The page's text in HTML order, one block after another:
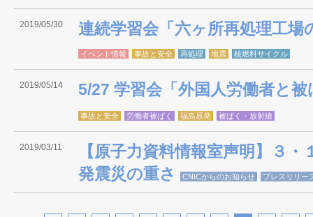
2019/05/30 連続学習会「六ヶ所再処理工場
イベント情報 事故と安全 再処理 地震 核燃料サイクル
2019/05/14 5/27 学習会「外国人労働者と
事故と安全 労働者被ばく 福島原発 被ばく・放射線
2019/03/11
【原子力資料情報室声明】３
発震災の重さ
CNICからのお知らせ プレスリリー